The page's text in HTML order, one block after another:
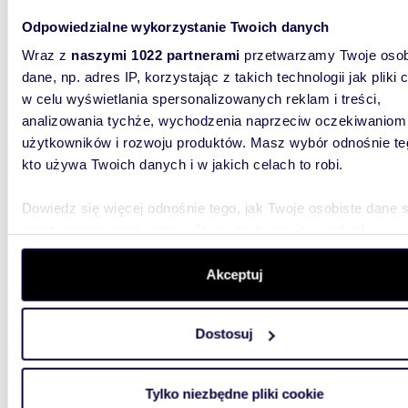
Odpowiedzialne wykorzystanie Twoich danych
Wraz z naszymi 1022 partnerami przetwarzamy Twoje
dane, np. adres IP, korzystając z takich technologii jak pliki
w celu wyświetlania spersonalizowanych reklam i treści,
analizowania tychże, wychodzenia naprzeciw oczekiwaniom
użytkowników i rozwoju produktów. Masz wybór odnośnie
kto używa Twoich danych i w jakich celach to robi.
Dowiedz się więcej odnośnie tego, jak Twoje osobiste dane
szczegółów. W Deklaracji plików cookie możesz zmienić
wycofać swoją zgodę w dowolnej chwili.
aby oferować funkcje społecznościowe i analizować ruch w
witrynie. Informacje o tym, jak korzystasz z naszej witryny,
analitycznym. Partnerzy mogą połączyć te informacje z
Akceptuj
Dostosuj
Tylko niezbędne pliki cookie
630
ul.
689